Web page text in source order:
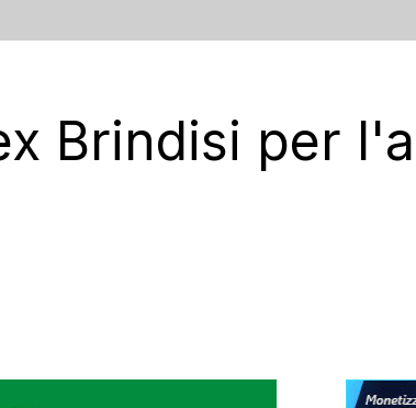
Brindisi per